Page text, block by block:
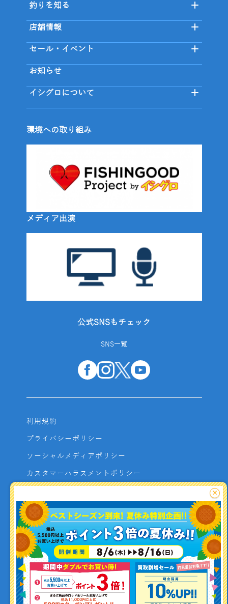
釣り情報を
投稿する
釣りを知る
店舗情報
セール・イベント
お知らせ
イシグロについて
環境への取り組み
メディア出演
公式SNSもチェック
SNS一覧
利用規約
プライバシーポリシー
ソーシャルメディアポリシー
カスタマーハラスメントポリシー
よくあるご質問
お問い合わせ
利用者資金の保全方法
×